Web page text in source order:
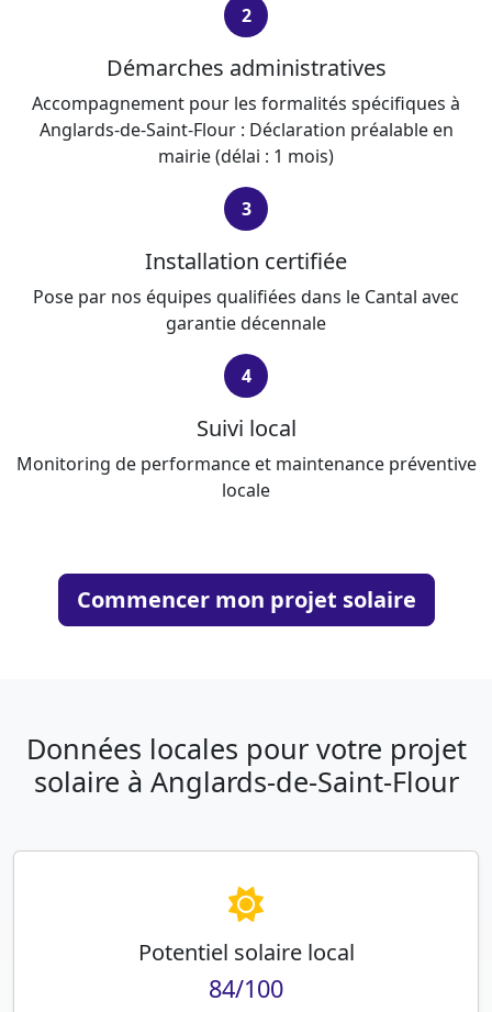
2
Démarches administratives
Accompagnement pour les formalités spécifiques à
Anglards-de-Saint-Flour : Déclaration préalable en
mairie (délai : 1 mois)
3
Installation certifiée
Pose par nos équipes qualifiées dans le Cantal avec
garantie décennale
4
Suivi local
Monitoring de performance et maintenance préventive
locale
Commencer mon projet solaire
Données locales pour votre projet
solaire à Anglards-de-Saint-Flour
Potentiel solaire local
84/100